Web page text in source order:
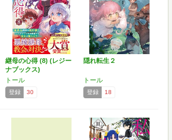
継母の心得 (8) (レジー
ナブックス)
トール
登録 30
隠れ転生２
トール
登録 18